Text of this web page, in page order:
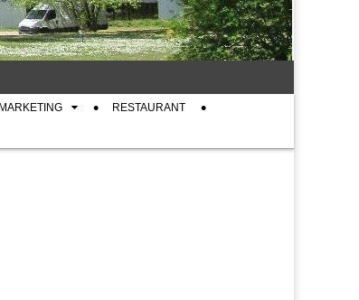
MARKETING RESTAURANT